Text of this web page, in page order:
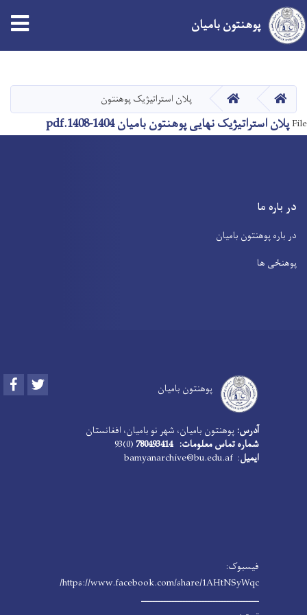
main
content
پوهنتون بامیان
صفحه اصلیصفحه اصلیپلان استراتیژیک پوهنتون
Fileپلان استراتیژیک نهایی پوهنتون بامیان 1404-1408.pdf
در باره ما
در باره پوهنتون بامیان
پوهنځی ها
پوهنتون بامیان Facebook
آدرس: پوهنتون بامیان، شهر نو بامیان، افغانستان
شماره تماس معلومات: 780493414
(0)93
ایمیل: bamyanarchive@bu.edu.af
فیسبوک:
https://www.facebook.com/share/1AHtNSyWqc/
ـــــــــــــــــــــــــــــــــــــــــــ